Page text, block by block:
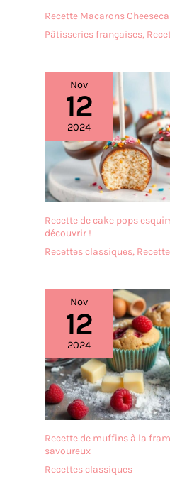
sont
de la
Recette Macarons
Pâtisseries françaises,
Nov
12
2024
Recette de cake pops
découvrir !
Recettes classiques,
Nov
12
2024
Recette de muffins à la
savoureux
Recettes classiques